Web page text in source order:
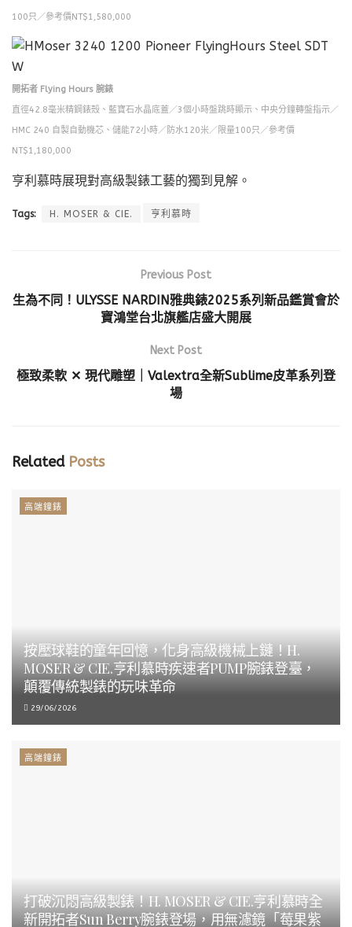
100只／參考價NT$1,580,000
開拓者 Flying Hours 腕錶
直徑42.8毫米精鋼錶殼、藍寶石水晶底蓋／3個小時盤跳時顯示、中央分鐘轉盤指示／
HMC 240 自製自動機芯、儲能72小時／防水120米／限量100只／參考價
NT$1,180,000
亨利慕時展現對高級製錶工藝的獨到見解。
Tags: H. MOSER & CIE. 亨利慕時
Previous Post
生為不同！ULYSSE NARDIN雅典錶2025系列新品鑑賞會於
寶鴻堂台北旗艦店盛大開展
Next Post
極致柔軟 ✕ 現代雕塑｜Valextra全新Sublime皮革系列登
場
RelatedPosts
高端鐘錶
按壓球鞋的童年回憶，化身高級機械上鏈！H.
MOSER & CIE.亨利慕時疾速者PUMP腕錶登臺，
顛覆傳統製錶的玩味革命
29/06/2026
高端鐘錶
打破沉悶高級製錶！H. MOSER & CIE.亨利慕時全
新開拓者Sun Berry腕錶登場，用無濾鏡「莓果紫